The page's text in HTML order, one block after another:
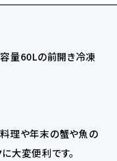
量60Lの前開き冷凍
理や年末の蟹や魚の
大変便利です。